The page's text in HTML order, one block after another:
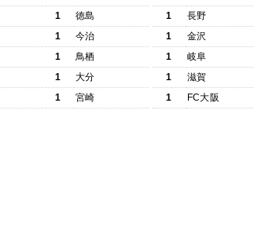
1
徳島
1
今治
1
鳥栖
1
大分
1 宮崎
1
長野
1
金沢
1
岐阜
1
滋賀
1
FC大阪